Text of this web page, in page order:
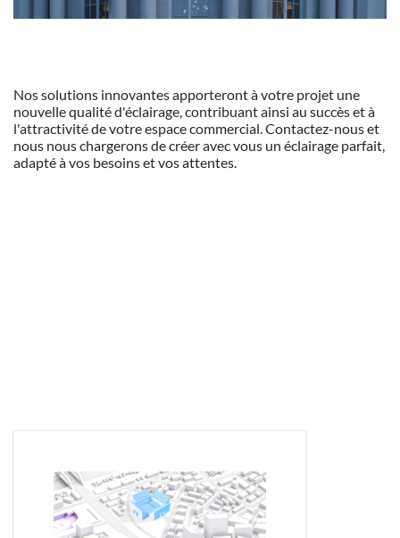
Nos solutions innovantes apporteront à votre projet une
nouvelle qualité d'éclairage, contribuant ainsi au succès et à
l'attractivité de votre espace commercial. Contactez-nous et
nous nous chargerons de créer avec vous un éclairage parfait,
adapté à vos besoins et vos attentes.